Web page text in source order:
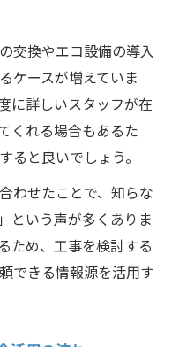
交換やエコ設備の導入
ケースが増えていま
に詳しいスタッフが在
くれる場合もあるた
ると良いでしょう。
わせたことで、知らな
という声が多くありま
ため、工事を検討する
できる情報源を活用す